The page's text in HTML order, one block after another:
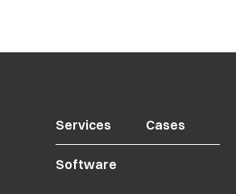
Services
Software
Cases